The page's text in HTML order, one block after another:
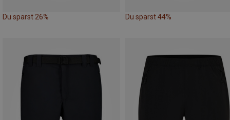
Du sparst 26% Du sparst 44%